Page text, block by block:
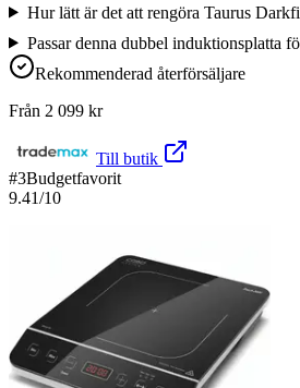
Hur lätt är det att rengöra Taurus
Passar denna dubbel induktionsplatta
Rekommenderad återförsäljare
Från 2 099 kr
Till butik
#3Budgetfavorit
9.41/10